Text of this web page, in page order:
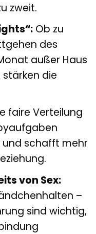
zweit.
Ob zu
des
außer Haus
die
faire Verteilung
schafft mehr
von Sex:
–
sind wichtig,